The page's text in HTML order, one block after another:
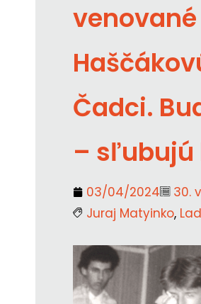
Čadci.
– sľubujú
03/04/2024 30.
Juraj Matyinko,